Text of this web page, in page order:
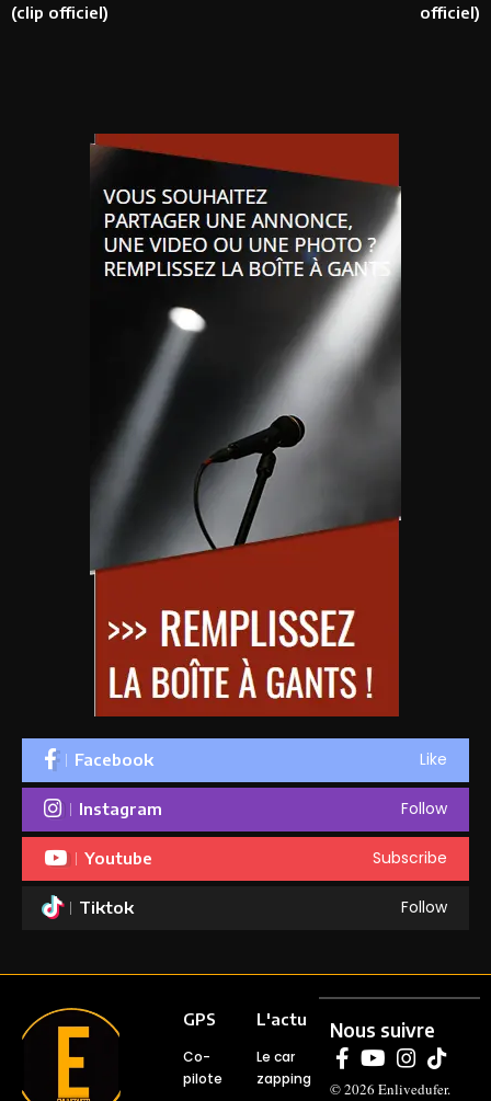
(clip officiel)
officiel)
Facebook Like
Instagram Follow
Youtube Subscribe
Tiktok Follow
GPS
Co-
pilote
L'actu
Le car
zapping
Nous suivre
© 2026Enlivedufer.